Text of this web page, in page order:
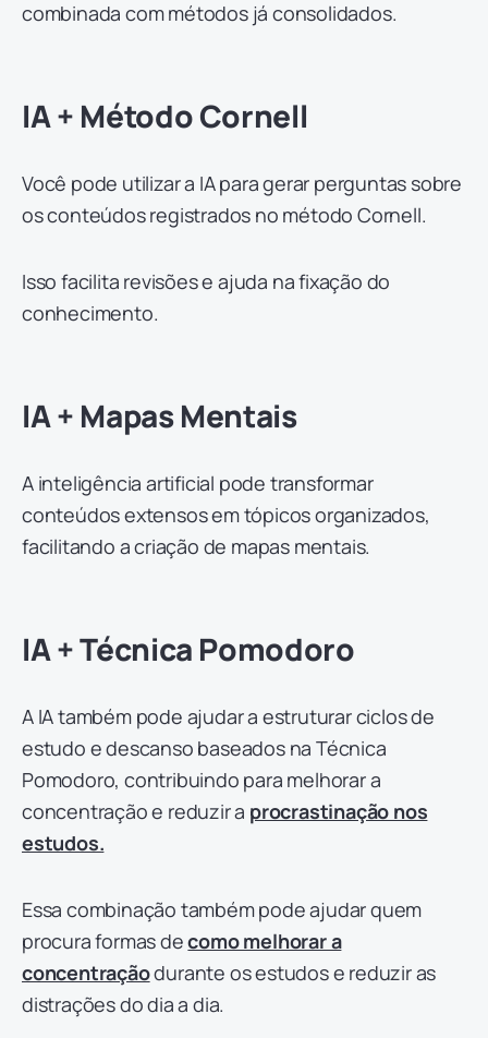
combinada com métodos já consolidados.
IA + Método Cornell
Você pode utilizar a IA para gerar perguntas sobre
os conteúdos registrados no método Cornell.
Isso facilita revisões e ajuda na fixação do
conhecimento.
IA + Mapas Mentais
A inteligência artificial pode transformar
conteúdos extensos em tópicos organizados,
facilitando a criação de mapas mentais.
IA + Técnica Pomodoro
A IA também pode ajudar a estruturar ciclos de
estudo e descanso baseados na Técnica
Pomodoro, contribuindo para melhorar a
concentração e reduzir a procrastinação nos
estudos.
Essa combinação também pode ajudar quem
procura formas decomo melhorar a
concentraçãodurante os estudos e reduzir as
distrações do dia a dia.